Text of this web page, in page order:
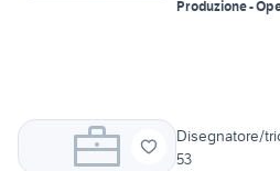
Produzione -
Disegnatore/
53